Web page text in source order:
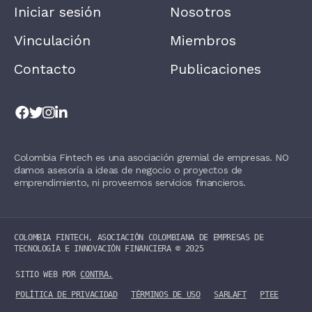
V
T
H
S
L
A
N
K
Iniciar sesión
Vinculación
Contacto
Nosotros
Miembros
Publicaciones
Colombia Fintech es una asociación gremial de empresas. NO
damos asesoría a ideas de negocio o proyectos de
emprendimiento, ni proveemos servicios financieros.
COLOMBIA FINTECH, ASOCIACIÓN COLOMBIANA DE EMPRESAS DE
TECNOLOGÍA E INNOVACIÓN FINANCIERA ©️ 2025
SITIO WEB POR CONTRA.
POLÍTICA DE PRIVACIDAD TÉRMINOS DE USO SARLAFT PTEE